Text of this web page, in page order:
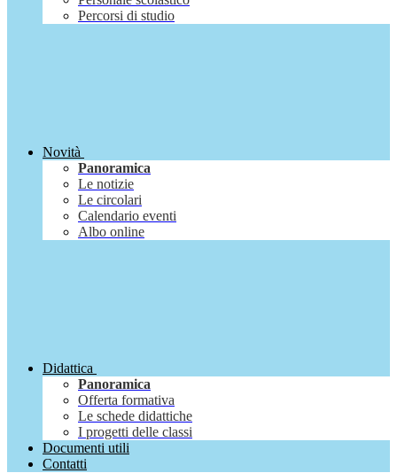
Percorsi di studio
Novità
Panoramica
Le notizie
Le circolari
Calendario eventi
Albo online
Didattica
Panoramica
Offerta formativa
Le schede didattiche
I progetti delle classi
Documenti utili
Contatti